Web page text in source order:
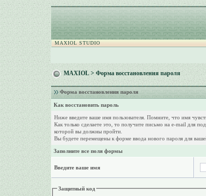
MAXIOL STUDIO
MAXIOL> Форма восстановления пароля
Форма восстановления пароля
Как восстановить пароль
Ниже введите ваше имя пользователя. Помните, что имя
Как только сделаете это, то получите письмо на e-mail для
которой вы должны пройти.
Вы будете перемещены к форме ввода нового пароля для
Заполните все поля формы
Введите ваше имя
Защитный код